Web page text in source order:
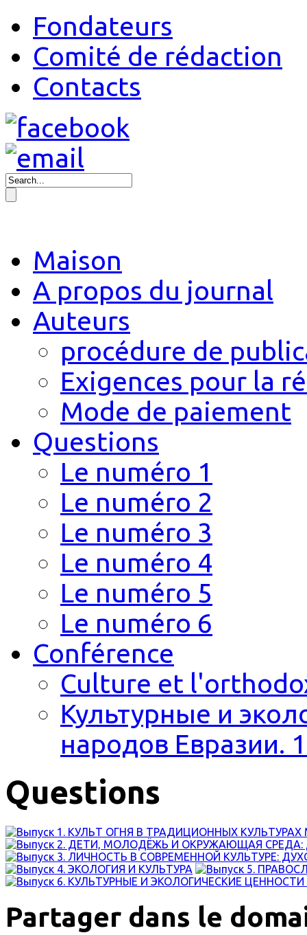
Fondateurs
Comité de rédaction
Contacts
Maison
A propos du journal
Auteurs
procédure de
Exigences pour la
Mode de paiement
Questions
Le numéro 1
Le numéro 2
Le numéro 3
Le numéro 4
Le numéro 5
Le numéro 6
Conférence
Culture et
Культурные и
народов Евразии.
Questions
Partager dans le